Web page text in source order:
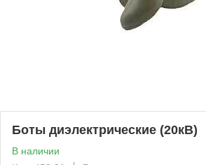
Боты диэлектрические (20кВ)
В наличии